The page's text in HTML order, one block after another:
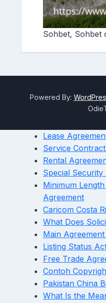
Sohbet, Sohbet
Powered By:
Lease
Service
Rental
Special Security
Minimum
Agreement
Caricom Costa
What Does
Main Agreement
Listing Status
Free Trade
Contoh
Pakistan China
What Is the